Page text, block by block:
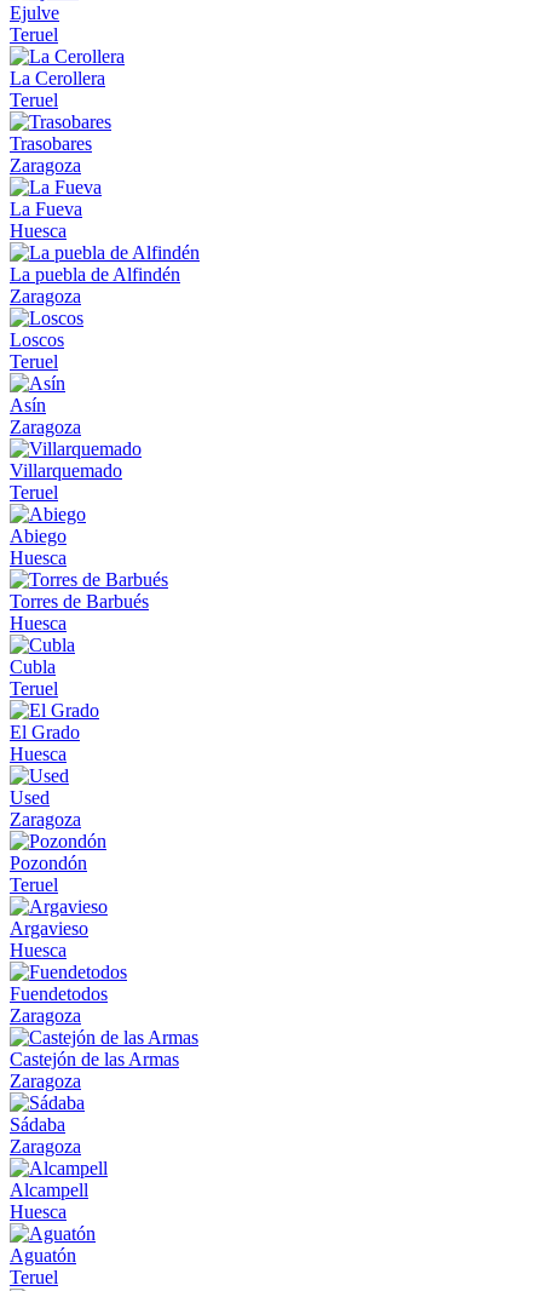
Ejulve
Teruel
La Cerollera
Teruel
Trasobares
Zaragoza
La Fueva
Huesca
La puebla de Alfindén
Zaragoza
Loscos
Teruel
Asín
Zaragoza
Villarquemado
Teruel
Abiego
Huesca
Torres de Barbués
Huesca
Cubla
Teruel
El Grado
Huesca
Used
Zaragoza
Pozondón
Teruel
Argavieso
Huesca
Fuendetodos
Zaragoza
Castejón de las Armas
Zaragoza
Sádaba
Zaragoza
Alcampell
Huesca
Aguatón
Teruel